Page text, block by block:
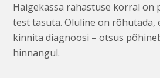
Haigekassa rahastuse korral on
test tasuta. Oluline on rõhutada,
kinnita diagnoosi – otsus
hinnangul.